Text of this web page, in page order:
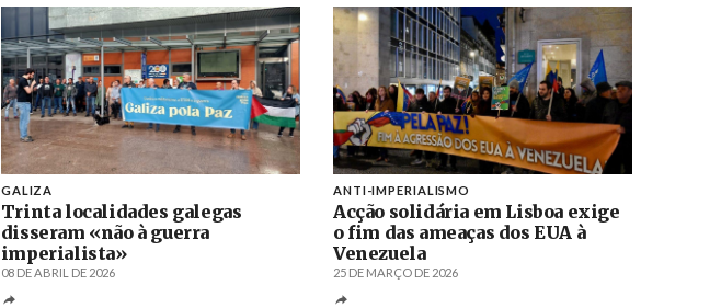
GALIZA
Trinta localidades galegas
disseram «não à guerra
imperialista»
08 DE ABRIL DE 2026
ANTI-IMPERIALISMO
Acção solidária em Lisboa exige
o fim das ameaças dos EUA à
Venezuela
25 DE MARÇO DE 2026